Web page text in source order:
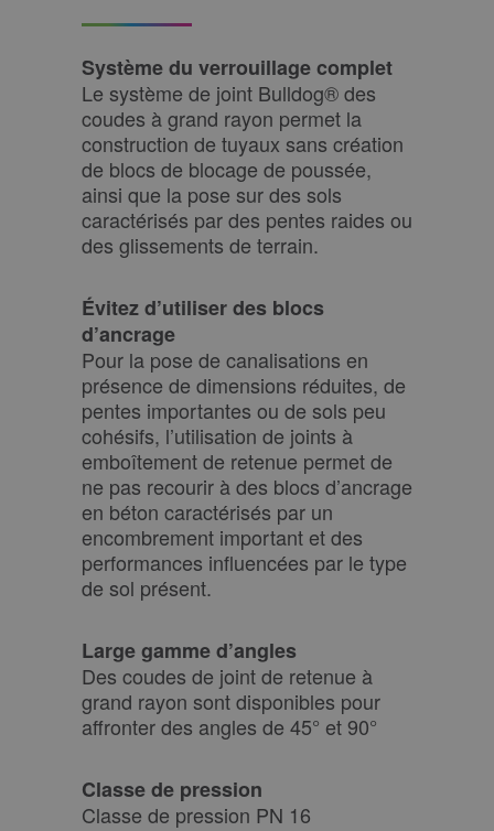
Système du verrouillage complet
Le système de joint Bulldog® des
coudes à grand rayon permet la
construction de tuyaux sans création
de blocs de blocage de poussée,
ainsi que la pose sur des sols
caractérisés par des pentes raides ou
des glissements de terrain.
Évitez d’utiliser des blocs
d’ancrage
Pour la pose de canalisations en
présence de dimensions réduites, de
pentes importantes ou de sols peu
cohésifs, l’utilisation de joints à
emboîtement de retenue permet de
ne pas recourir à des blocs d’ancrage
en béton caractérisés par un
encombrement important et des
performances influencées par le type
de sol présent.
Large gamme d’angles
Des coudes de joint de retenue à
grand rayon sont disponibles pour
affronter des angles de 45° et 90°
Classe de pression
Classe de pression PN 16